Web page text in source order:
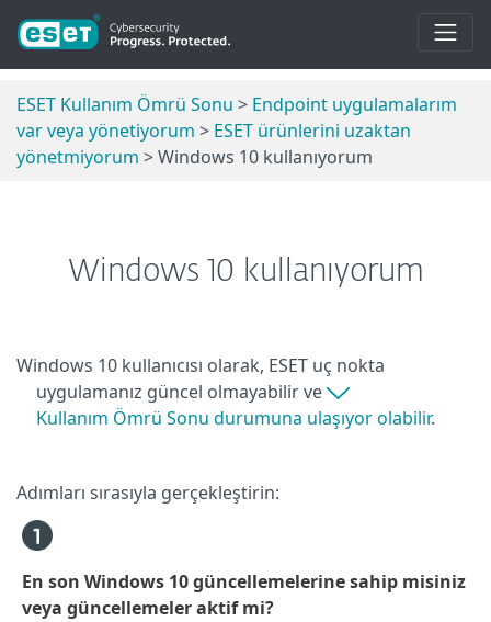
ESET Kullanım Ömrü Sonu > Endpoint uygulamalarım
var veya yönetiyorum > ESET ürünlerini uzaktan
yönetmiyorum > Windows 10 kullanıyorum
Windows 10 kullanıyorum
Windows 10 kullanıcısı olarak, ESET uç nokta
uygulamanız güncel olmayabilir ve
Kullanım Ömrü Sonu durumuna ulaşıyor olabilir.
Adımları sırasıyla gerçekleştirin:
En son Windows 10 güncellemelerine sahip misiniz
veya güncellemeler aktif mi?